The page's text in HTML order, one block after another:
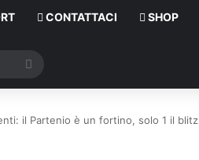
CONTATTACI SHOP
Cerca
il Partenio è un fortino, solo 1 il blitz